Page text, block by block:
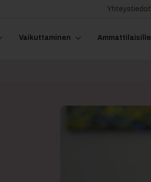
Vaikuttaminen Ammattilaisille
Yhteystiedot